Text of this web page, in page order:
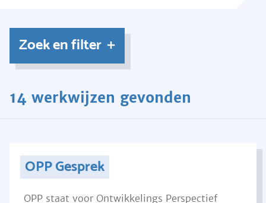
Zoek en filter
14 werkwijzen gevonden
OPP Gesprek
OPP staat voor Ontwikkelings Perspectief